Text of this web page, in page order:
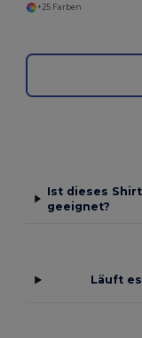
+25 Farben
Ist dieses
geeignet?
Läuft